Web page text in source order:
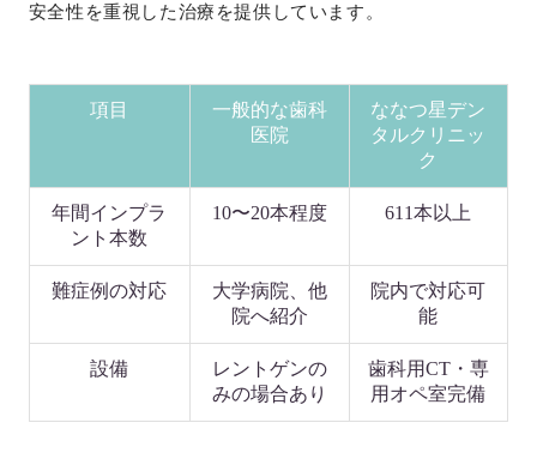
安全性を重視した治療を提供しています。
項目
一般的な歯科
医院
ななつ星デン
タルクリニッ
ク
年間インプラ
ント本数
10〜20本程度 611本以上
難症例の対応
大学病院、他
院へ紹介
院内で対応可
能
設備
レントゲンの
みの場合あり
歯科用CT・専
用オペ室完備